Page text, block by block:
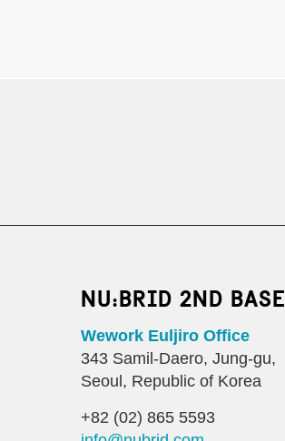
NU:BRID 2ND BASE
Wework Euljiro Office
343 Samil-Daero, Jung-gu,
Seoul, Republic of Korea
+82 (02) 865 5593